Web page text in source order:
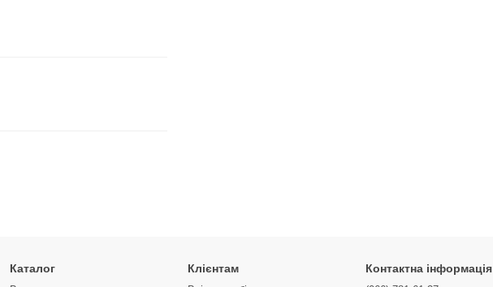
Каталог Клієнтам Контактна інформація